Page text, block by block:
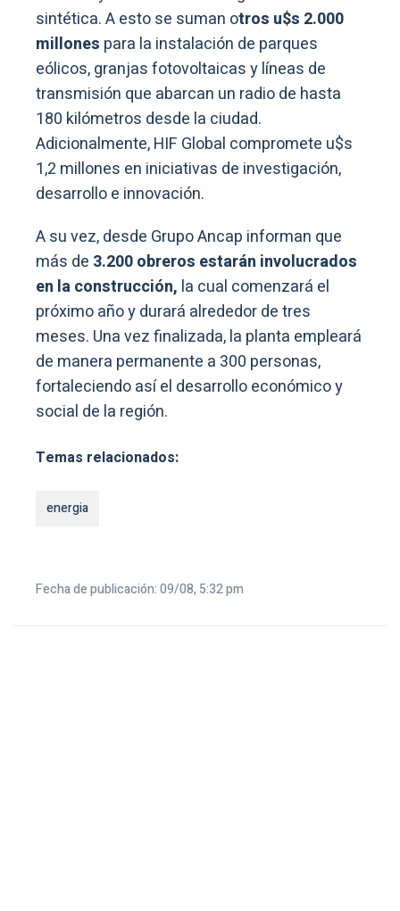
sintética. A esto se suman otros u$s 2.000
millones para la instalación de parques
eólicos, granjas fotovoltaicas y líneas de
transmisión que abarcan un radio de hasta
180 kilómetros desde la ciudad.
Adicionalmente, HIF Global compromete u$s
1,2 millones en iniciativas de investigación,
desarrollo e innovación.
A su vez, desde Grupo Ancap informan que
más de 3.200 obreros estarán involucrados
en la construcción, la cual comenzará el
próximo año y durará alrededor de tres
meses. Una vez finalizada, la planta empleará
de manera permanente a 300 personas,
fortaleciendo así el desarrollo económico y
social de la región.
Temas relacionados:
energia
Fecha de publicación: 09/08, 5:32 pm